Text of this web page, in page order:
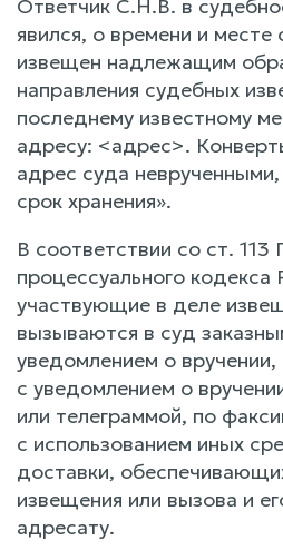
Ответчик С.Н.В. в
явился, о времени и месте
извещен надлежащим
направления судебных
последнему известному
адресу: <адрес>.
адрес суда
срок хранения».
В соответствии со ст. 113
процессуального
участвующие в деле
вызываются в суд
уведомлением о
с уведомлением о
или телеграммой, по
с использованием иных
доставки,
извещения или вызова и
адресату.